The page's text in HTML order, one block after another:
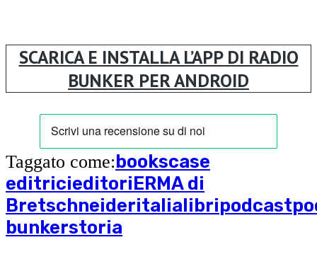
SCARICA E INSTALLA L’APP DI RADIO
BUNKER PER ANDROID
Taggato come:bookscase
editricieditoriERMA di
Bretschneideritalialibripodcast
bunkerstoria